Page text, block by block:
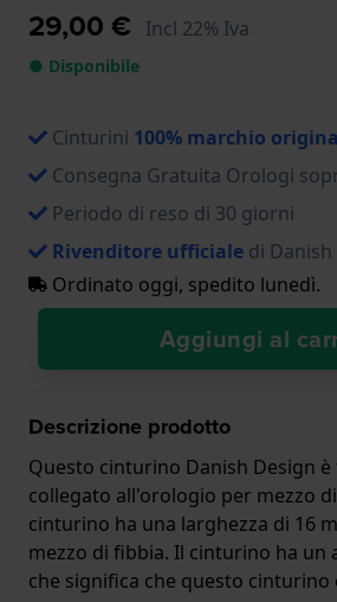
29,00 € Incl 22% Iva
● Disponibile
Cinturini 100% marchio
Consegna Gratuita Orologi
Periodo di reso di 30 giorni
Rivenditore ufficiale di Danish
Ordinato oggi, spedito lunedì.
Aggiungi al
Descrizione prodotto
Questo cinturino Danish Design
collegato all'orologio per mezzo
cinturino ha una larghezza di 16
mezzo di fibbia. Il cinturino ha un
che significa che questo